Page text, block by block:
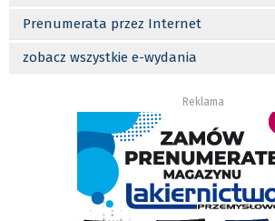
Prenumerata przez Internet
zobacz wszystkie e-wydania
Reklama